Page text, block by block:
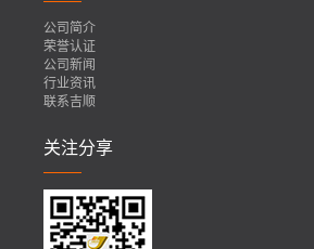
公司简介
荣誉认证
公司新闻
行业资讯
联系吉顺
关注分享